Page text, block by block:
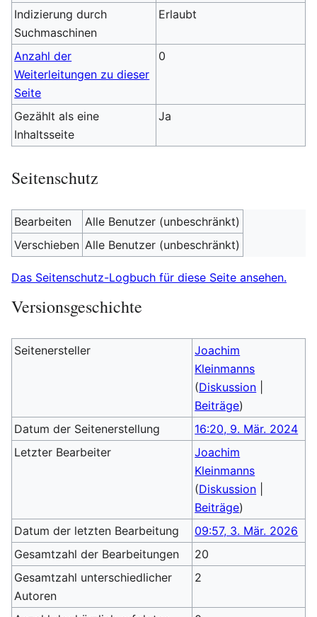
Indizierung durch
Suchmaschinen
Erlaubt
Anzahl der
Weiterleitungen zu dieser
Seite
0
Gezählt als eine
Inhaltsseite
Ja
Seitenschutz
Bearbeiten
Alle Benutzer (unbeschränkt)
Verschieben Alle Benutzer (unbeschränkt)
Das Seitenschutz-Logbuch für diese Seite ansehen.
Versionsgeschichte
Seitenersteller
Joachim
Kleinmanns
(Diskussion
Beiträge)
Datum der Seitenerstellung
16:20, 9. Mär. 2024
Letzter Bearbeiter
Joachim
Kleinmanns
(Diskussion
Beiträge)
Datum der letzten Bearbeitung
09:57, 3. Mär. 2026
Gesamtzahl der Bearbeitungen
20
Gesamtzahl unterschiedlicher
Autoren
2